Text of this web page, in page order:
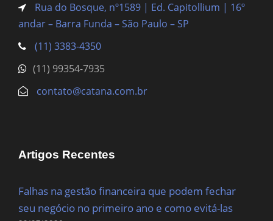
Rua do Bosque, nº1589 | Ed. Capitollium | 16º
andar – Barra Funda – São Paulo – SP
(11) 3383-4350
(11) 99354-7935
contato@catana.com.br
Artigos Recentes
Falhas na gestão financeira que podem fechar
seu negócio no primeiro ano e como evitá-las